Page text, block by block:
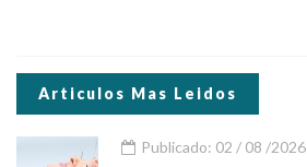
Articulos Mas Leidos
Publicado: 02 / 08 /2026